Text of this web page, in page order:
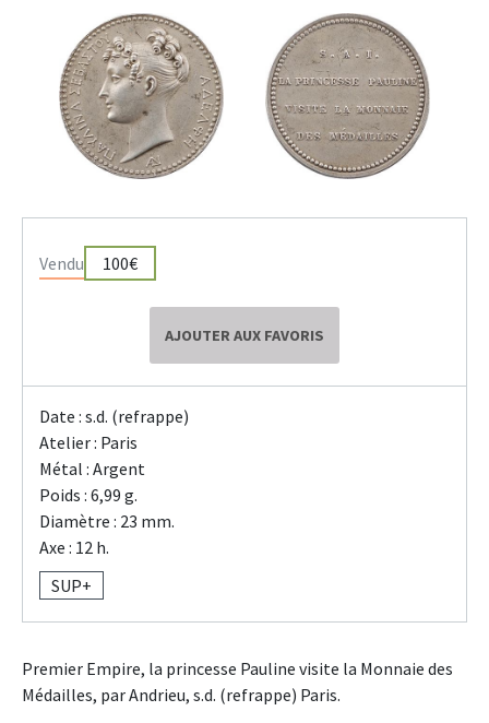
Vendu 100€
AJOUTER AUX FAVORIS
Date : s.d. (refrappe)
Atelier : Paris
Métal : Argent
Poids : 6,99 g.
Diamètre : 23 mm.
Axe : 12 h.
SUP+
Premier Empire, la princesse Pauline visite la Monnaie des
Médailles, par Andrieu, s.d. (refrappe) Paris.